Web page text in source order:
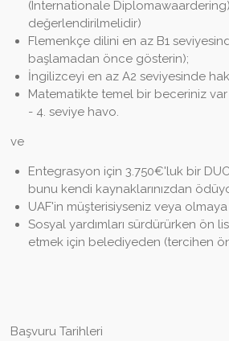
(Internationale
değerlendirilmelidir)
Flemenkçe dilini en az B1
başlamadan önce gösterin);
İngilizceyi en az A2 seviyesinde
Matematikte temel bir beceriniz
- 4. seviye havo.
ve
Entegrasyon için 3.750€'luk bir
bunu kendi kaynaklarınızdan
UAF'in müşterisiyseniz veya
Sosyal yardımları sürdürürken ön
etmek için belediyeden (tercihen
Başvuru Tarihleri